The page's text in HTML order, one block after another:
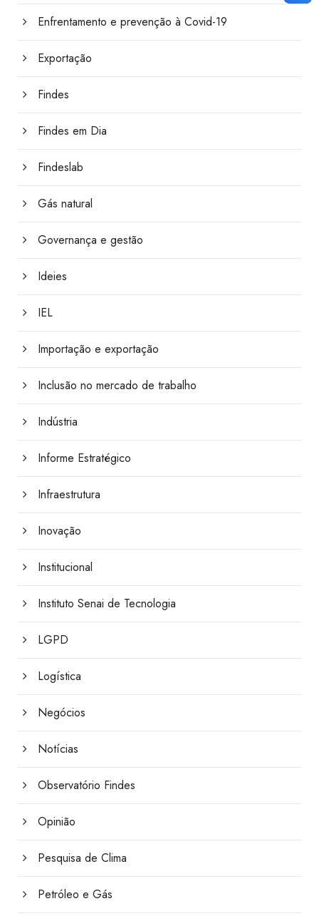
Enfrentamento e prevenção à Covid-19
Exportação
Findes
Findes em Dia
Findeslab
Gás natural
Governança e gestão
Ideies
IEL
Importação e exportação
Inclusão no mercado de trabalho
Indústria
Informe Estratégico
Infraestrutura
Inovação
Institucional
Instituto Senai de Tecnologia
LGPD
Logística
Negócios
Notícias
Observatório Findes
Opinião
Pesquisa de Clima
Petróleo e Gás